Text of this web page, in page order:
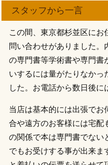
スタッフから一言
この間、東京都杉並区にお
問い合わせがありました
の専門書等学術書や専門書
いするには量がたりなかっ
した。お電話から数日後に
当店は基本的には出張でお
合や遠方のお客様には宅配
の関係で本は専門書でない
でもお受けする事が出来ま